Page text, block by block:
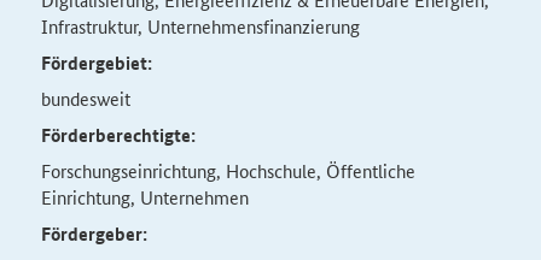
Infrastruktur, Unternehmensfinanzierung
Fördergebiet:
bundesweit
Förderberechtigte:
Forschungseinrichtung, Hochschule, Öffentliche
Einrichtung, Unternehmen
Fördergeber: